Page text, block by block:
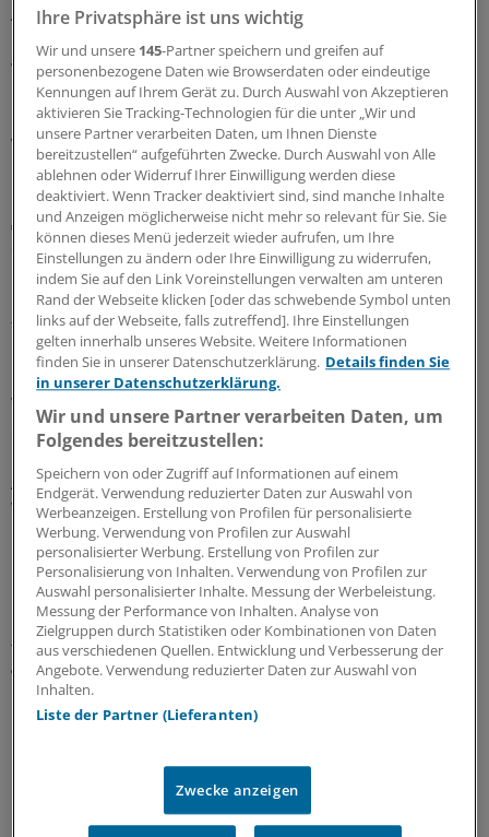
Anstieg der Ausgaben und damit womöglich auch von
Beiträgen in der privaten Krankenversicherung führen",
warnt Gesundheitsstaatssekretärin Annette Widmann-
Mauz (CDU).
Verschärfung für die derzeitige Regelung
Die Koalitionsfraktionen haben bereits im Oktober einen
Änderungsantrag zum Versorgungsgesetz vorgelegt,
der das Geschäftsmodell "Privatklinik" einhegen soll.
Der Antrag sieht allerdings vor, dass die Entgeltbindung
für ausgegründete Privatkliniken nur für allgemeine
Krankenhausleistungen gelten soll.
Widmann-Mauz wollte aber nicht ausschließen, dass die
derzeit angedachte Regelung verschärft wird. Es werde
überlegt, ob auch die Möglichkeit einer Überprüfung der
Angemessenheit der Entgelte für nichtärztliche
Wahlleistungen geschaffen werden soll.
Grüne verlangen weitere Schritte
Für Handlungsbedarf hatte nicht zuletzt der
Bundesgerichtshof mit einem Urteil vom April 2011
gesorgt.
Die Richter urteilten, dass eine ausgegründete
Krankenhausentgeltrecht unterliegt, wenn es de facto
mit Mitteln und Personal des Plankrankenhauses
identische Leistungen erbringt.
Ihre Privatsphäre ist uns wichtig
Wir und unsere 145-Partner speichern und greifen auf
personenbezogene Daten wie Browserdaten oder eindeutige
Kennungen auf Ihrem Gerät zu. Durch Auswahl von Akzeptieren
aktivieren Sie Tracking-Technologien für die unter „Wir und
unsere Partner verarbeiten Daten, um Ihnen Dienste
bereitzustellen“ aufgeführten Zwecke. Durch Auswahl von Alle
ablehnen oder Widerruf Ihrer Einwilligung werden diese
deaktiviert. Wenn Tracker deaktiviert sind, sind manche Inhalte
und Anzeigen möglicherweise nicht mehr so relevant für Sie. Sie
können dieses Menü jederzeit wieder aufrufen, um Ihre
Einstellungen zu ändern oder Ihre Einwilligung zu widerrufen,
indem Sie auf den Link Voreinstellungen verwalten am unteren
Rand der Webseite klicken [oder das schwebende Symbol unten
links auf der Webseite, falls zutreffend]. Ihre Einstellungen
gelten innerhalb unseres Website. Weitere Informationen
finden Sie in unserer Datenschutzerklärung. Details finden Sie
in unserer Datenschutzerklärung.
Wir und unsere Partner verarbeiten Daten, um
Folgendes bereitzustellen:
Speichern von oder Zugriff auf Informationen auf einem
Endgerät. Verwendung reduzierter Daten zur Auswahl von
Werbeanzeigen. Erstellung von Profilen für personalisierte
Werbung. Verwendung von Profilen zur Auswahl
personalisierter Werbung. Erstellung von Profilen zur
Personalisierung von Inhalten. Verwendung von Profilen zur
Auswahl personalisierter Inhalte. Messung der Werbeleistung.
Messung der Performance von Inhalten. Analyse von
Zielgruppen durch Statistiken oder Kombinationen von Daten
aus verschiedenen Quellen. Entwicklung und Verbesserung der
Angebote. Verwendung reduzierter Daten zur Auswahl von
Inhalten.
Liste der Partner (Lieferanten)
Zwecke anzeigen